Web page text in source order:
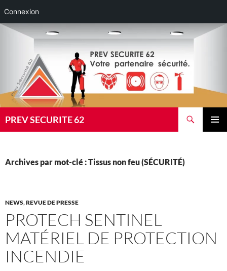
Connexion
Aller
PREV SECURITE 62
Archives par mot-clé : Tissus non feu (SÉCURITÉ)
NEWS,REVUE DE PRESSE
PROTECH SENTINEL
MATÉRIEL DE PROTECTION
INCENDIE